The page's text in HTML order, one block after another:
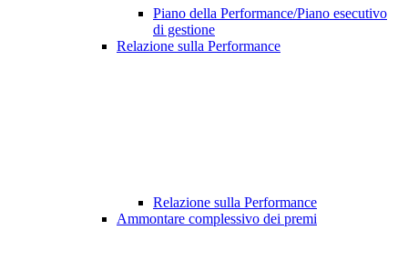
Piano della Performance/Piano esecutivo
di gestione
Relazione sulla Performance
Relazione sulla Performance
Ammontare complessivo dei premi